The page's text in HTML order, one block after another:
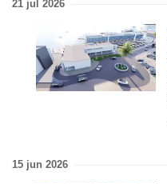
21 jul 2026
15 jun 2026